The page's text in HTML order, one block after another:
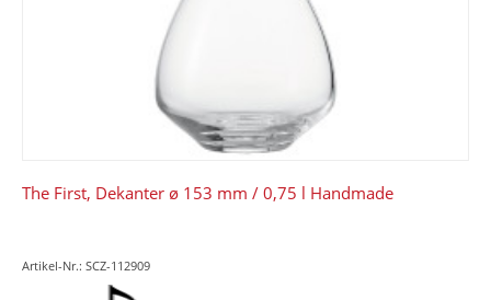
The First, Dekanter ø 153 mm / 0,75 l Handmade
Artikel-Nr.: SCZ-112909